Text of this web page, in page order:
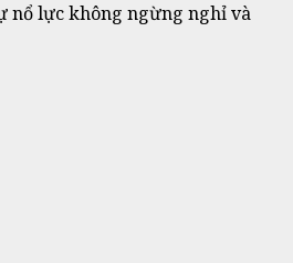
nổ lực không ngừng nghỉ và